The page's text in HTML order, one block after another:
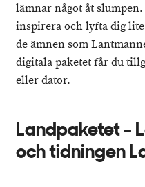
lämnar något åt
inspirera och lyfta dig
de ämnen som
digitala paketet får du
eller dator.
Landpaketet -
och tidningen